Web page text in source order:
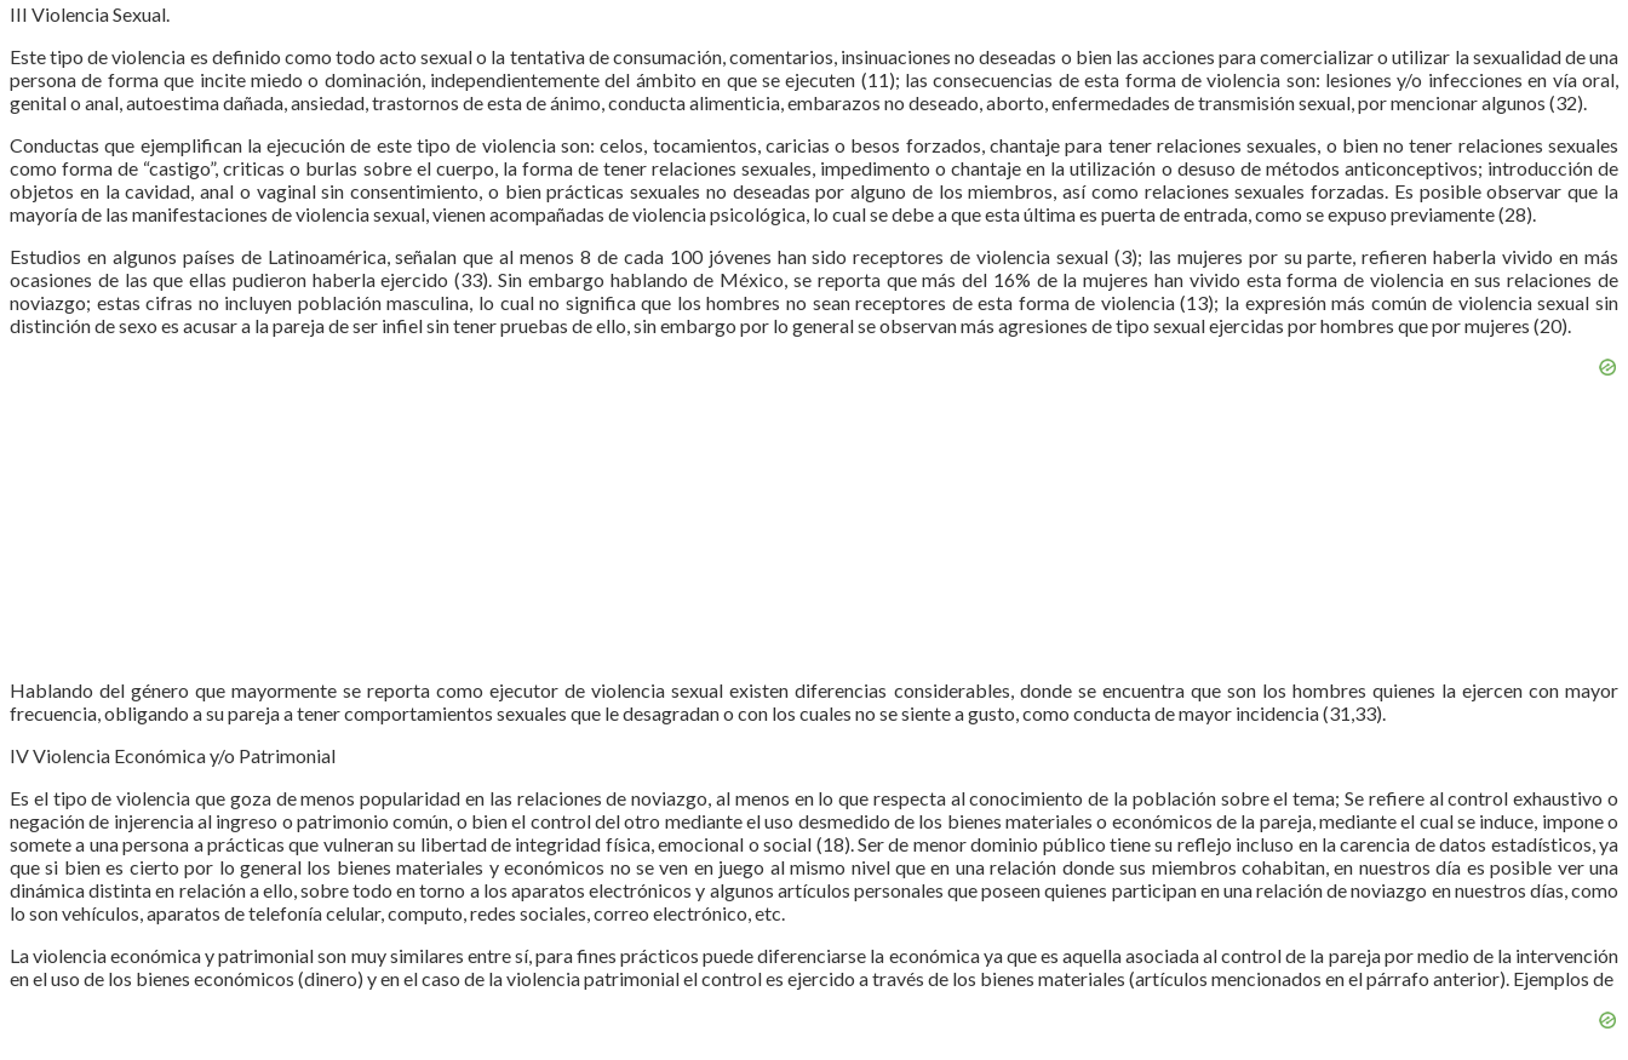
III Violencia Sexual.
Este tipo de violencia es definido como todo acto sexual o la tentativa de consumación, comentarios, insinuaciones no deseadas o bien las acciones para comercializar o utilizar la sexualidad de una
persona de forma que incite miedo o dominación, independientemente del ámbito en que se ejecuten (11); las consecuencias de esta forma de violencia son: lesiones y/o infecciones en vía oral,
genital o anal, autoestima dañada, ansiedad, trastornos de esta de ánimo, conducta alimenticia, embarazos no deseado, aborto, enfermedades de transmisión sexual, por mencionar algunos (32).
Conductas que ejemplifican la ejecución de este tipo de violencia son: celos, tocamientos, caricias o besos forzados, chantaje para tener relaciones sexuales, o bien no tener relaciones sexuales
como forma de “castigo”, criticas o burlas sobre el cuerpo, la forma de tener relaciones sexuales, impedimento o chantaje en la utilización o desuso de métodos anticonceptivos; introducción de
objetos en la cavidad, anal o vaginal sin consentimiento, o bien prácticas sexuales no deseadas por alguno de los miembros, así como relaciones sexuales forzadas. Es posible observar que la
mayoría de las manifestaciones de violencia sexual, vienen acompañadas de violencia psicológica, lo cual se debe a que esta última es puerta de entrada, como se expuso previamente (28).
Estudios en algunos países de Latinoamérica, señalan que al menos 8 de cada 100 jóvenes han sido receptores de violencia sexual (3); las mujeres por su parte, refieren haberla vivido en más
ocasiones de las que ellas pudieron haberla ejercido (33). Sin embargo hablando de México, se reporta que más del 16% de la mujeres han vivido esta forma de violencia en sus relaciones de
noviazgo; estas cifras no incluyen población masculina, lo cual no significa que los hombres no sean receptores de esta forma de violencia (13); la expresión más común de violencia sexual sin
distinción de sexo es acusar a la pareja de ser infiel sin tener pruebas de ello, sin embargo por lo general se observan más agresiones de tipo sexual ejercidas por hombres que por mujeres (20).
Hablando del género que mayormente se reporta como ejecutor de violencia sexual existen diferencias considerables, donde se encuentra que son los hombres quienes la ejercen con mayor
frecuencia, obligando a su pareja a tener comportamientos sexuales que le desagradan o con los cuales no se siente a gusto, como conducta de mayor incidencia (31,33).
IV Violencia Económica y/o Patrimonial
Es el tipo de violencia que goza de menos popularidad en las relaciones de noviazgo, al menos en lo que respecta al conocimiento de la población sobre el tema; Se refiere al control exhaustivo o
negación de injerencia al ingreso o patrimonio común, o bien el control del otro mediante el uso desmedido de los bienes materiales o económicos de la pareja, mediante el cual se induce, impone o
somete a una persona a prácticas que vulneran su libertad de integridad física, emocional o social (18). Ser de menor dominio público tiene su reflejo incluso en la carencia de datos estadísticos, ya
que si bien es cierto por lo general los bienes materiales y económicos no se ven en juego al mismo nivel que en una relación donde sus miembros cohabitan, en nuestros día es posible ver una
dinámica distinta en relación a ello, sobre todo en torno a los aparatos electrónicos y algunos artículos personales que poseen quienes participan en una relación de noviazgo en nuestros días, como
lo son vehículos, aparatos de telefonía celular, computo, redes sociales, correo electrónico, etc.
La violencia económica y patrimonial son muy similares entre sí, para fines prácticos puede diferenciarse la económica ya que es aquella asociada al control de la pareja por medio de la intervención
en el uso de los bienes económicos (dinero) y en el caso de la violencia patrimonial el control es ejercido a través de los bienes materiales (artículos mencionados en el párrafo anterior). Ejemplos de